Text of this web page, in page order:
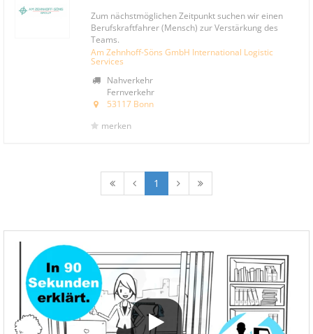
Zum nächstmöglichen Zeitpunkt suchen wir einen
Berufskraftfahrer (Mensch) zur Verstärkung des
Teams.
Am Zehnhoff-Söns GmbH International Logistic
Services
Nahverkehr
Fernverkehr
53117 Bonn
merken
1